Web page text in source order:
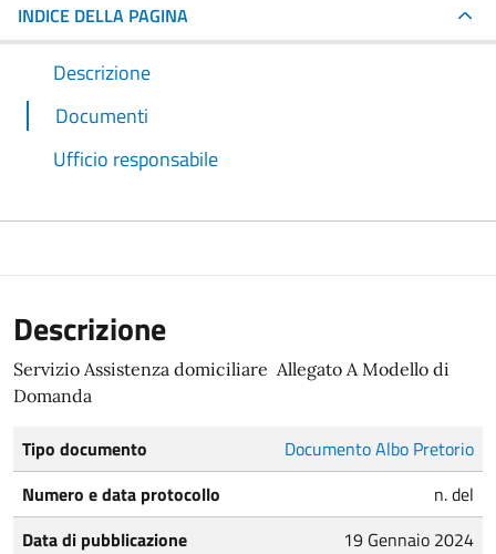
INDICE DELLA PAGINA
Descrizione
Documenti
Ufficio responsabile
Descrizione
Servizio Assistenza domiciliare Allegato A Modello di
Domanda
Tipo documento
Documento Albo Pretorio
Numero e data protocollo
n. del
Data di pubblicazione
19 Gennaio 2024